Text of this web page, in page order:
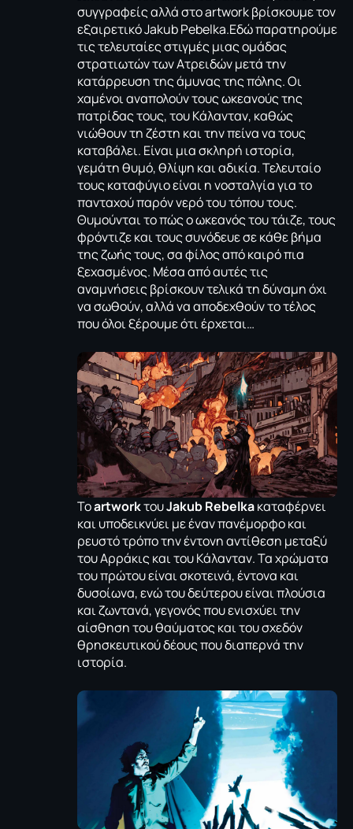
συγγραφείς αλλά στο artwork βρίσκουμε τον
εξαιρετικό Jakub Ρebelka.Εδώ παρατηρούμε
τις τελευταίες στιγμές μιας ομάδας
στρατιωτών των Ατρειδών μετά την
κατάρρευση της άμυνας της πόλης. Οι
χαμένοι αναπολούν τους ωκεανούς της
πατρίδας τους, του Κάλανταν, καθώς
νιώθουν τη ζέστη και την πείνα να τους
καταβάλει. Είναι μια σκληρή ιστορία,
γεμάτη θυμό, θλίψη και αδικία. Τελευταίο
τους καταφύγιο είναι η νοσταλγία για το
πανταχού παρόν νερό του τόπου τους.
Θυμούνται το πώς ο ωκεανός του τάιζε, τους
φρόντιζε και τους συνόδευε σε κάθε βήμα
της ζωής τους, σα φίλος από καιρό πια
ξεχασμένος. Μέσα από αυτές τις
αναμνήσεις βρίσκουν τελικά τη δύναμη όχι
να σωθούν, αλλά να αποδεχθούν το τέλος
που όλοι ξέρουμε ότι έρχεται…
ΤοartworkτουJakub Rebelkaκαταφέρνει
και υποδεικνύει με έναν πανέμορφο και
ρευστό τρόπο την έντονη αντίθεση μεταξύ
του Αρράκις και του Κάλανταν. Τα χρώματα
του πρώτου είναι σκοτεινά, έντονα και
δυσοίωνα, ενώ του δεύτερου είναι πλούσια
και ζωντανά, γεγονός που ενισχύει την
αίσθηση του θαύματος και του σχεδόν
θρησκευτικού δέους που διαπερνά την
ιστορία.